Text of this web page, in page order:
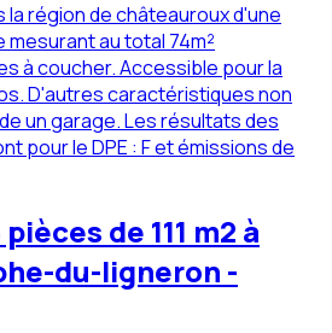
la région de châteauroux d'une
au total 74m²
à coucher. Accessible pour la
D'autres caractéristiques non
un garage. Les résultats des
pour le DPE : F et émissions de
de 111 m2 à
du-ligneron -